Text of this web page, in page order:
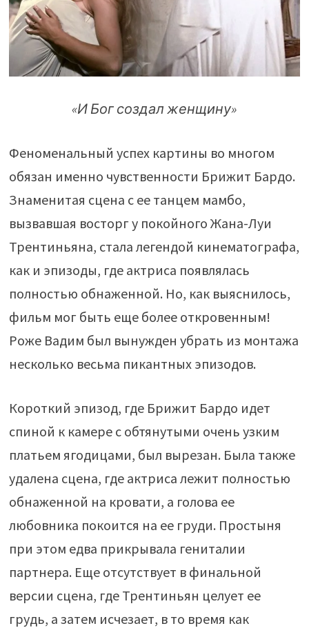
«И Бог создал женщину»
Феноменальный успех картины во многом
обязан именно чувственности Брижит Бардо.
Знаменитая сцена с ее танцем мамбо,
вызвавшая восторг у покойного Жана-Луи
Трентиньяна, стала легендой кинематографа,
как и эпизоды, где актриса появлялась
полностью обнаженной. Но, как выяснилось,
фильм мог быть еще более откровенным!
Роже Вадим был вынужден убрать из монтажа
несколько весьма пикантных эпизодов.
Короткий эпизод, где Брижит Бардо идет
спиной к камере с обтянутыми очень узким
платьем ягодицами, был вырезан. Была также
удалена сцена, где актриса лежит полностью
обнаженной на кровати, а голова ее
любовника покоится на ее груди. Простыня
при этом едва прикрывала гениталии
партнера. Еще отсутствует в финальной
версии сцена, где Трентиньян целует ее
грудь, а затем исчезает, в то время как